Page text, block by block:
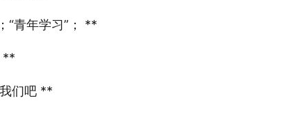
“青年学习”； **
**
们吧 **